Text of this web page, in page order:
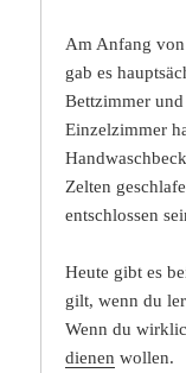
Am Anfang von
gab es
Bettzimmer
Einzelzimmer
Zelten
entschlossen
Heute gibt es
gilt, wenn du
Wenn du
dienen wollen.